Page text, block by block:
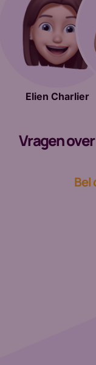
Elien Charlier
Vragen
Bel